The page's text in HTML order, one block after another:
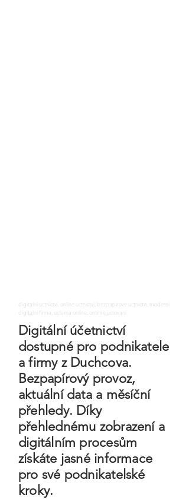
digitalni uctnictvi, online uctnictvi, bezpapirove uctnictvi, moderni
digitalni firma, uctarna online, ontime uctovani
Digitální účetnictví
dostupné pro podnikatele
a firmy z Duchcova.
Bezpapírový provoz,
aktuální data a měsíční
přehledy. Díky
přehlednému zobrazení a
digitálním procesům
získáte jasné informace
pro své podnikatelské
kroky.